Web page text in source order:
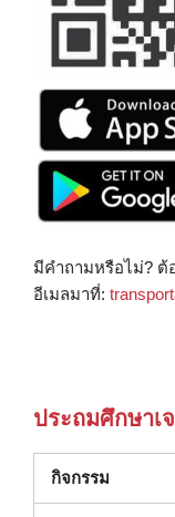
มีคำถามหรือไม่? ต้
อีเมลมาที่:
ประถมศึกษาเ
กิจกรรม